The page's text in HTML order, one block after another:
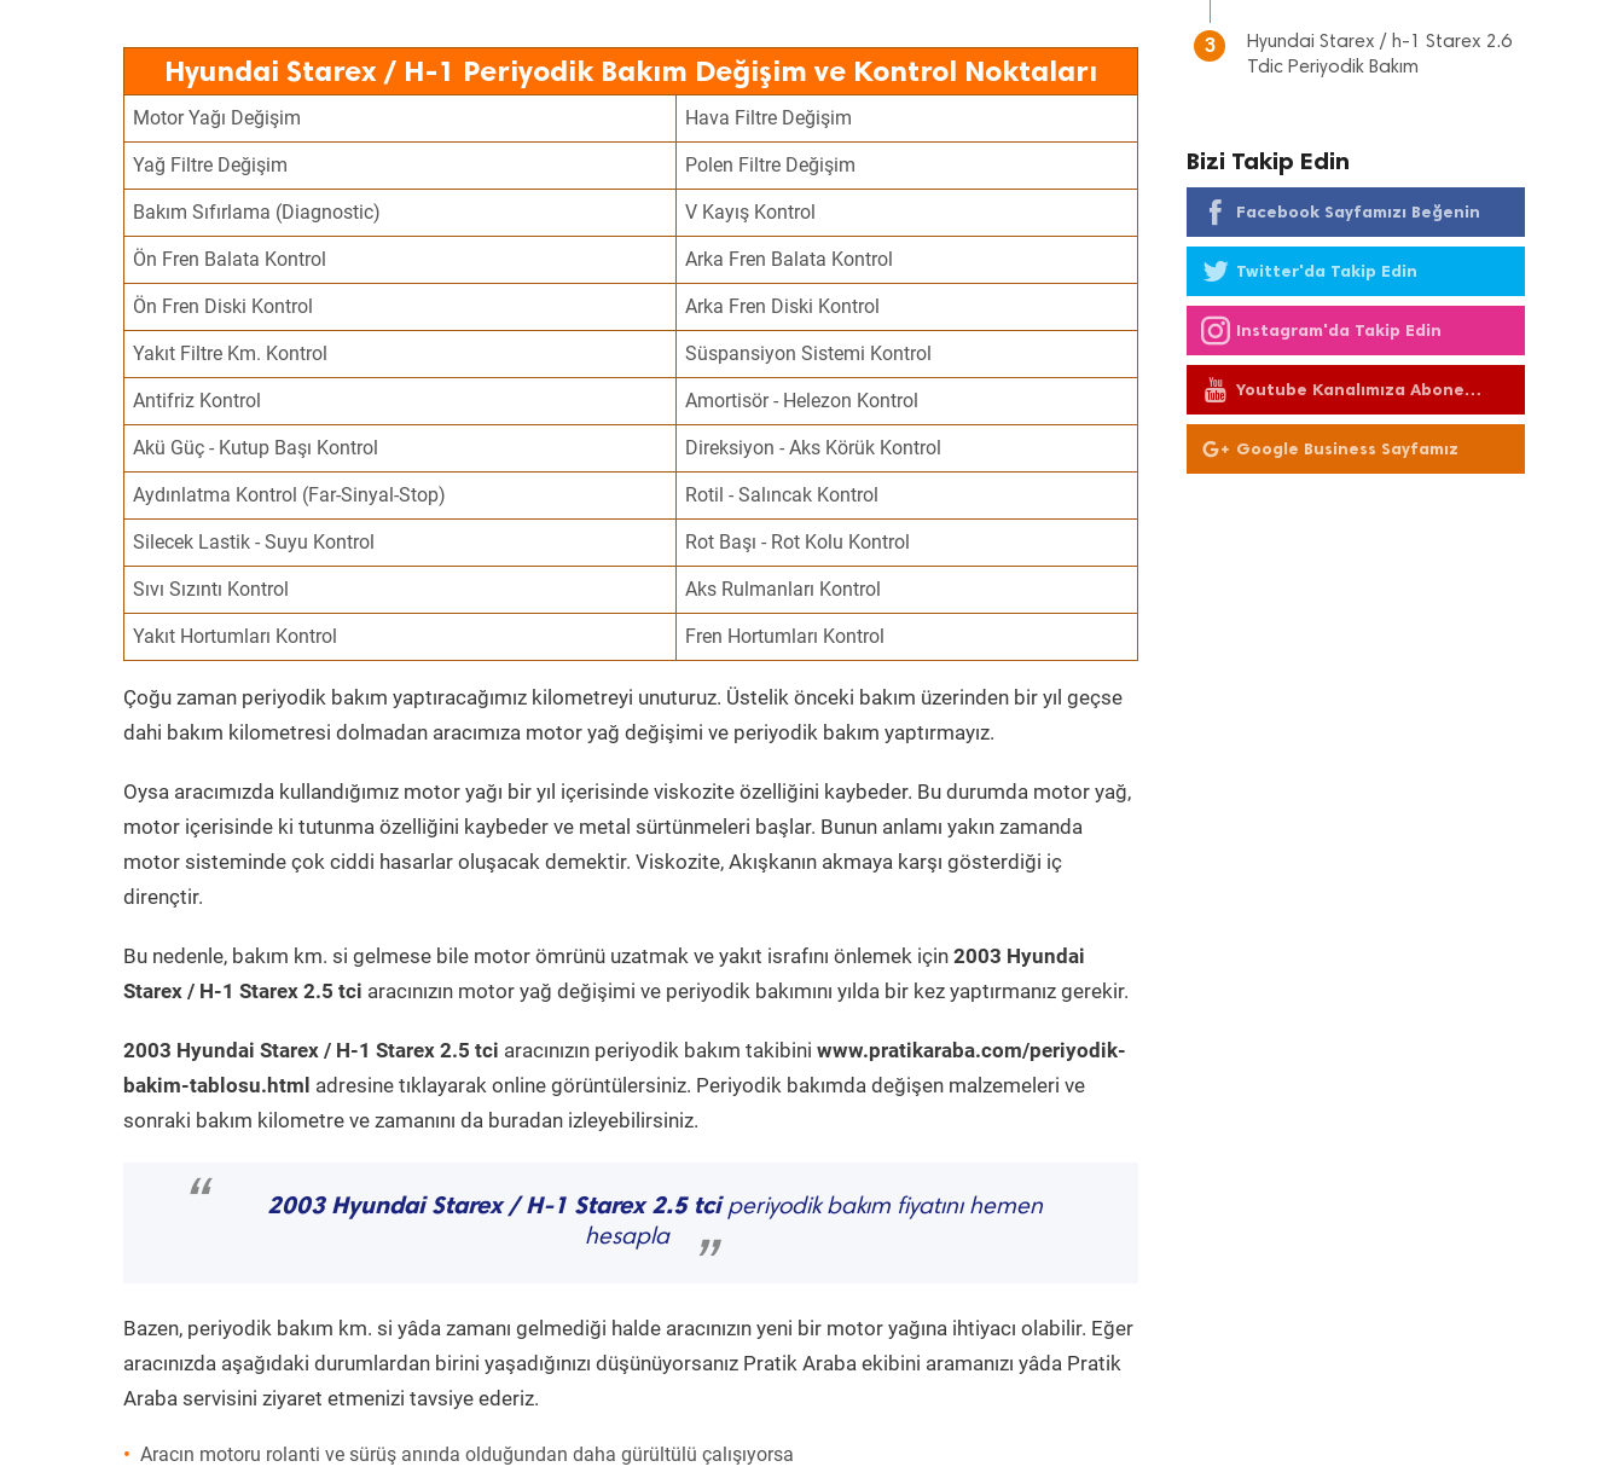
Hyundai Starex / H-1 Periyodik Bakım Değişim ve Kontrol Noktaları
Motor Yağı Değişim Hava Filtre Değişim
Yağ Filtre Değişim Polen Filtre Değişim
Bakım Sıfırlama (Diagnostic) V Kayış Kontrol
Ön Fren Balata Kontrol Arka Fren Balata Kontrol
Ön Fren Diski Kontrol Arka Fren Diski Kontrol
Yakıt Filtre Km. Kontrol Süspansiyon Sistemi Kontrol
Antifriz Kontrol Amortisör - Helezon Kontrol
Akü Güç - Kutup Başı Kontrol Direksiyon - Aks Körük Kontrol
Aydınlatma Kontrol (Far-Sinyal-Stop) Rotil - Salıncak Kontrol
Silecek Lastik - Suyu Kontrol Rot Başı - Rot Kolu Kontrol
Sıvı Sızıntı Kontrol Aks Rulmanları Kontrol
Yakıt Hortumları Kontrol Fren Hortumları Kontrol
Çoğu zaman periyodik bakım yaptıracağımız kilometreyi unuturuz. Üstelik önceki bakım üzerinden bir yıl geçse
dahi bakım kilometresi dolmadan aracımıza motor yağ değişimi ve periyodik bakım yaptırmayız.
Oysa aracımızda kullandığımız motor yağı bir yıl içerisinde viskozite özelliğini kaybeder. Bu durumda motor yağ,
motor içerisinde ki tutunma özelliğini kaybeder ve metal sürtünmeleri başlar. Bunun anlamı yakın zamanda
motor sisteminde çok ciddi hasarlar oluşacak demektir. Viskozite, Akışkanın akmaya karşı gösterdiği iç
dirençtir.
Bu nedenle, bakım km. si gelmese bile motor ömrünü uzatmak ve yakıt israfını önlemek için 2003 Hyundai
Starex / H-1 Starex 2.5 tci aracınızın motor yağ değişimi ve periyodik bakımını yılda bir kez yaptırmanız gerekir.
2003 Hyundai Starex / H-1 Starex 2.5 tci aracınızın periyodik bakım takibini www.pratikaraba.com/periyodik-
bakim-tablosu.html adresine tıklayarak online görüntülersiniz. Periyodik bakımda değişen malzemeleri ve
sonraki bakım kilometre ve zamanını da buradan izleyebilirsiniz.
“ 2003 Hyundai Starex / H-1 Starex 2.5 tciperiyodik bakım fiyatını hemen
hesapla
”
Bazen, periyodik bakım km. si yâda zamanı gelmediği halde aracınızın yeni bir motor yağına ihtiyacı olabilir. Eğer
aracınızda aşağıdaki durumlardan birini yaşadığınızı düşünüyorsanız Pratik Araba ekibini aramanızı yâda Pratik
Araba servisini ziyaret etmenizi tavsiye ederiz.
Aracın motoru rolanti ve sürüş anında olduğundan daha gürültülü çalışıyorsa
3
Hyundai Starex / h-1 Starex 2.6
Tdic Periyodik Bakım
Bizi Takip Edin
Facebook Sayfamızı Beğenin
Twitter'da Takip Edin
Instagram'da Takip Edin
Youtube Kanalımıza Abone
Olun
Google Business Sayfamız